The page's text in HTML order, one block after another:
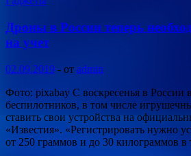
Дроны в России теперь
на учет
02.09.2019 - от admin
Фото: pixabay С воскресенья в России
беспилотников, в том числе
ставить свои устройства на
«Известия». «Регистрировать нужно
от 250 граммов и до 30 килограммов в